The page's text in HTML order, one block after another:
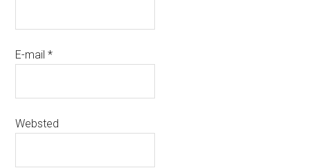
E-mail*
Websted